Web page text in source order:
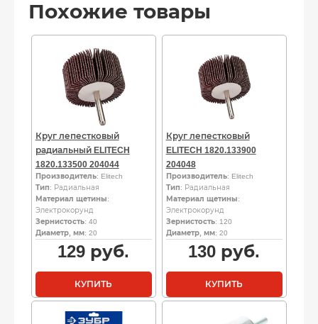
Похожие товары
Круг лепестковый
радиальный ELITECH
1820.133500 204044
Производитель: Elitech
Тип: Радиальная
Материал щетины:
Электрокорунд
Зернистость: 40
Диаметр, мм: 20
129 руб.
КУПИТЬ
Круг лепестковый
ELITECH 1820.133900
204048
Производитель: Elitech
Тип: Радиальная
Материал щетины:
Электрокорунд
Зернистость: 120
Диаметр, мм: 20
130 руб.
КУПИТЬ